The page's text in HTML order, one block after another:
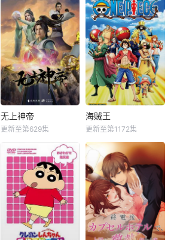
无上神帝
更新至第629集
海贼王
更新至第1172集